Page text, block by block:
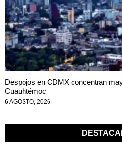
Despojos en CDMX concentran
Cuauhtémoc
6 AGOSTO, 2026